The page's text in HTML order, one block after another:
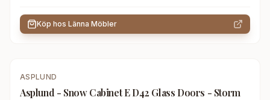
Köp hos Länna Möbler
ASPLUND
Asplund - Snow Cabinet E D42 Glass Doors - Storm